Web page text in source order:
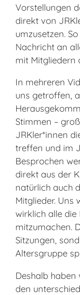
Vorstellungen
direkt von
umzusetzen.
Nachricht an
mit Mitgliedern
In mehreren
uns getroffen,
Stimmen –
JRKler*innen
treffen und im
Besprochen
direkt aus der
natürlich auch
Mitglieder. Uns
wirklich alle die
mitzumachen.
Sitzungen,
Altersgruppe
Deshalb haben
den